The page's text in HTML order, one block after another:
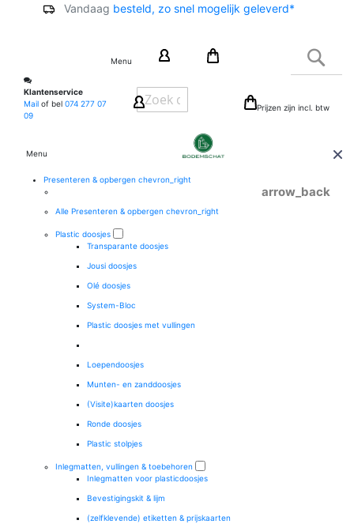
Vandaag besteld, zo snel mogelijk geleverd*
Menu
Klantenservice
Mail of bel 074 277 07
09
Prijzen zijn incl. btw
Menu
Presenteren & opbergen chevron_right
arrow_back
Alle Presenteren & opbergen chevron_right
Plastic doosjes
Transparante doosjes
Jousi doosjes
Olé doosjes
System-Bloc
Plastic doosjes met vullingen
Loependoosjes
Munten- en zanddoosjes
(Visite)kaarten doosjes
Ronde doosjes
Plastic stolpjes
Inlegmatten, vullingen & toebehoren
Inlegmatten voor plasticdoosjes
Bevestigingskit & lijm
(zelfklevende) etiketten & prijskaarten